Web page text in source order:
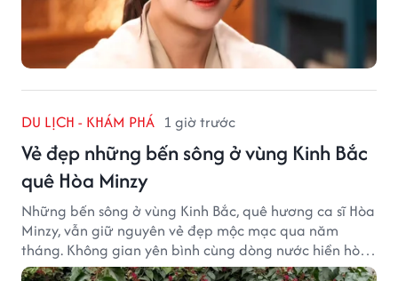
DU LỊCH - KHÁM PHÁ 1 giờ trước
Vẻ đẹp những bến sông ở vùng Kinh Bắc
quê Hòa Minzy
Những bến sông ở vùng Kinh Bắc, quê hương ca sĩ Hòa
Minzy, vẫn giữ nguyên vẻ đẹp mộc mạc qua năm
tháng. Không gian yên bình cùng dòng nước hiền hòa
tạo nên một góc Bắc Ninh rất đáng để khám phá.